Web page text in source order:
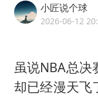
小匠说个球
2026-06-12
虽说NBA总决
却已经漫天飞